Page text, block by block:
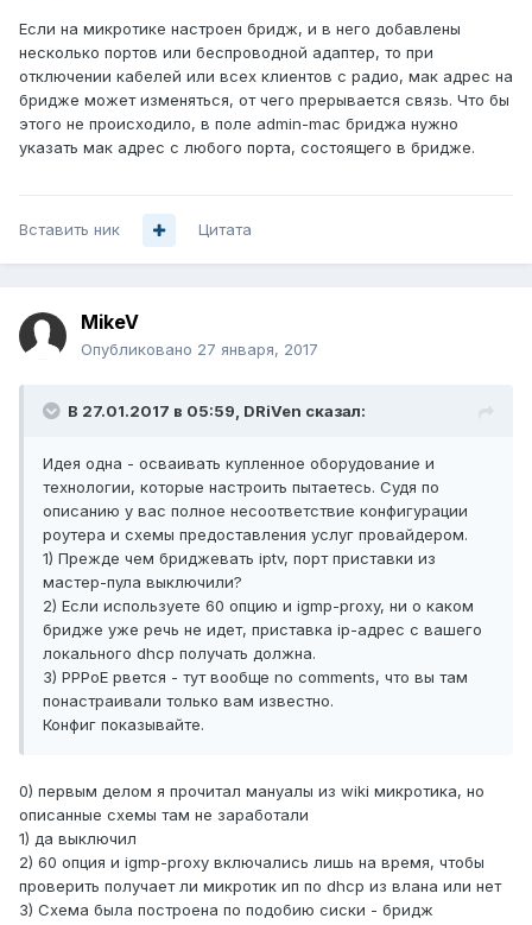
Если на микротике настроен бридж, и в него добавлены
несколько портов или беспроводной адаптер, то при
отключении кабелей или всех клиентов с радио, мак адрес на
бридже может изменяться, от чего прерывается связь. Что бы
этого не происходило, в поле admin-mac бриджа нужно
указать мак адрес с любого порта, состоящего в бридже.
Вставить ник Цитата
MikeV
Опубликовано 27 января, 2017
В 27.01.2017 в 05:59, DRiVen сказал:
Идея одна - осваивать купленное оборудование и
технологии, которые настроить пытаетесь. Судя по
описанию у вас полное несоответствие конфигурации
роутера и схемы предоставления услуг провайдером.
1) Прежде чем бриджевать iptv, порт приставки из
мастер-пула выключили?
2) Если используете 60 опцию и igmp-proxy, ни о каком
бридже уже речь не идет, приставка ip-адрес с вашего
локального dhcp получать должна.
3) РРРоЕ рвется - тут вообще no comments, что вы там
понастраивали только вам известно.
Конфиг показывайте.
0) первым делом я прочитал мануалы из wiki микротика, но
описанные схемы там не заработали
1) да выключил
2) 60 опция и igmp-proxy включались лишь на время, чтобы
проверить получает ли микротик ип по dhcp из влана или нет
3) Схема была построена по подобию сиски - бридж